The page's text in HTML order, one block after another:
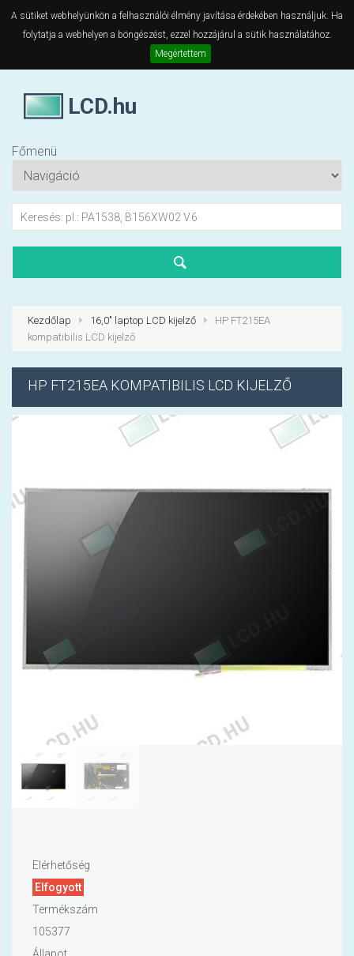
A sütiket webhelyünkön a felhasználói élmény javítása érdekében használjuk. Ha
folytatja a webhelyen a böngészést, ezzel hozzájárul a sütik használatához.
Megértettem
LCD.hu
Főmenü
Kezdőlap 16,0" laptop LCD kijelző
HP FT215EA
kompatibilis LCD kijelző
HP FT215EA KOMPATIBILIS LCD KIJELZŐ
Elérhetőség
Elfogyott
Termékszám
105377